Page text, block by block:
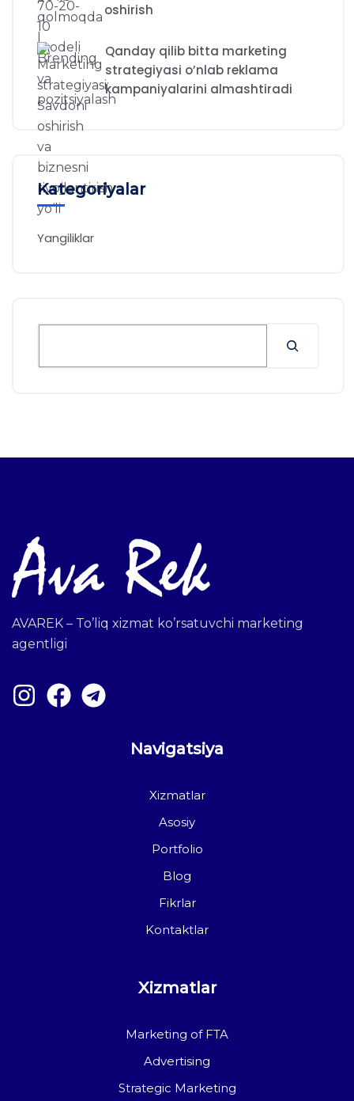
oshirish
Qanday qilib bitta marketing
strategiyasi o’nlab reklama
kampaniyalarini almashtiradi
Kategoriyalar
Yangiliklar
AVAREK – To’liq xizmat ko’rsatuvchi marketing
agentligi
Navigatsiya
Xizmatlar
Asosiy
Portfolio
Blog
Fikrlar
Kontaktlar
Xizmatlar
Marketing of FTA
Advertising
Strategic Marketing